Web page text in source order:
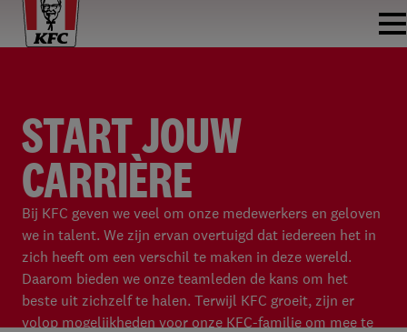
START JOUW
CARRIÈRE
Bij KFC geven we veel om onze medewerkers en geloven
we in talent. We zijn ervan overtuigd dat iedereen het in
zich heeft om een verschil te maken in deze wereld.
Daarom bieden we onze teamleden de kans om het
beste uit zichzelf te halen. Terwijl KFC groeit, zijn er
volop mogelijkheden voor onze KFC-familie om mee te